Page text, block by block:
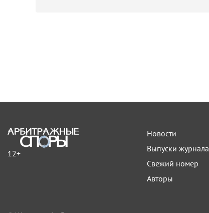
12+
Новости
Выпуски журнала
Свежий номер
Авторы